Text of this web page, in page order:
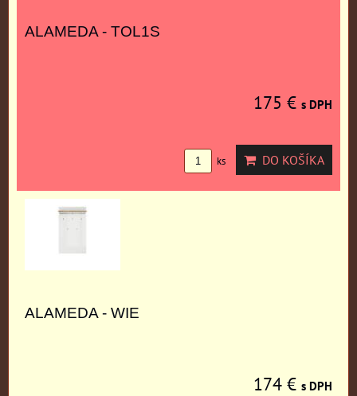
ALAMEDA - TOL1S
175 € s DPH
ks DO KOŠÍKA
ALAMEDA - WIE
174 € s DPH